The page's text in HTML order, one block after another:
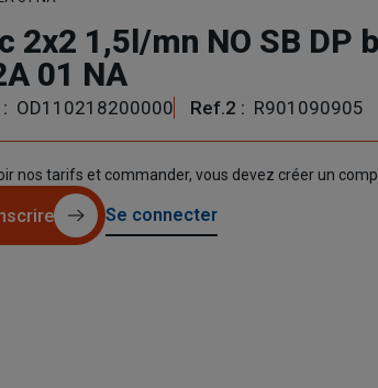
2x2 1,5l/mn NO SB DP
01 NA
OD110218200000 Ref.2 : R901090905
nos tarifs et commander, vous devez créer un
Se connecter